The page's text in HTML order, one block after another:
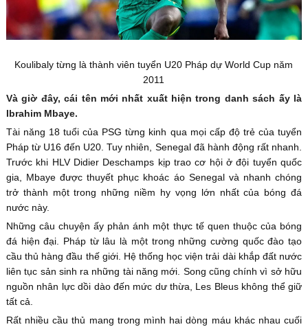
Koulibaly từng là thành viên tuyển U20 Pháp dự World Cup năm
2011
Và giờ đây, cái tên mới nhất xuất hiện trong danh sách ấy là
Ibrahim Mbaye.
Tài năng 18 tuổi của PSG từng kinh qua mọi cấp độ trẻ của tuyển
Pháp từ U16 đến U20. Tuy nhiên, Senegal đã hành động rất nhanh.
Trước khi HLV Didier Deschamps kịp trao cơ hội ở đội tuyển quốc
gia, Mbaye được thuyết phục khoác áo Senegal và nhanh chóng
trở thành một trong những niềm hy vọng lớn nhất của bóng đá
nước này.
Những câu chuyện ấy phản ánh một thực tế quen thuộc của bóng
đá hiện đại. Pháp từ lâu là một trong những cường quốc đào tạo
cầu thủ hàng đầu thế giới. Hệ thống học viện trải dài khắp đất nước
liên tục sản sinh ra những tài năng mới. Song cũng chính vì sở hữu
nguồn nhân lực dồi dào đến mức dư thừa, Les Bleus không thể giữ
tất cả.
Rất nhiều cầu thủ mang trong mình hai dòng máu khác nhau cuối